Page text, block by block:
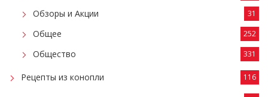
Обзоры и Акции 31
Общее 252
Общество 331
Рецепты из конопли 116